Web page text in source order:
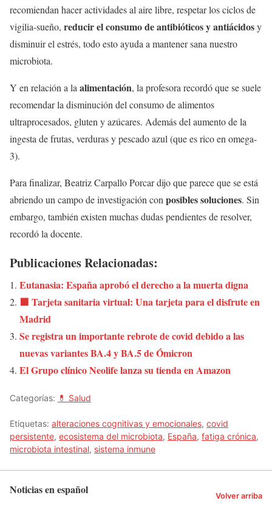
recomiendan hacer actividades al aire libre, respetar los ciclos de
vigilia-sueño, reducir el consumo de antibióticos y antiácidosy
disminuir el estrés, todo esto ayuda a mantener sana nuestro
microbiota.
Y en relación a laalimentación, la profesora recordó que se suele
recomendar la disminución del consumo de alimentos
ultraprocesados, gluten y azúcares. Además del aumento de la
ingesta de frutas, verduras y pescado azul (que es rico en omega-
3).
Para finalizar, Beatriz Carpallo Porcar dijo que parece que se está
abriendo un campo de investigación conposibles soluciones. Sin
embargo, también existen muchas dudas pendientes de resolver,
recordó la docente.
Publicaciones Relacionadas:
Eutanasia: España aprobó el derecho a la muerta digna
🟩 Tarjeta sanitaria virtual: Una tarjeta para el disfrute en
Madrid
Se registra un importante rebrote de covid debido a las
nuevas variantes BA.4 y BA.5 de Ómicron
El Grupo clínico Neolife lanza su tienda en Amazon
Categorías: 💊 Salud
Etiquetas: alteraciones cognitivas y emocionales, covid
persistente, ecosistema del microbiota, España, fatiga crónica,
microbiota intestinal, sistema inmune
Noticias en español Volver arriba